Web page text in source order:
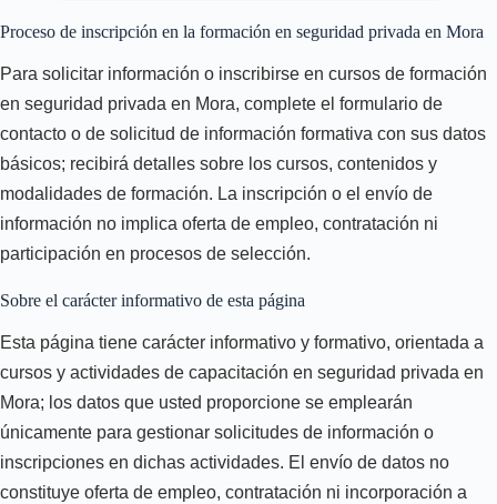
Proceso de inscripción en la formación en seguridad privada en Mora
Para solicitar información o inscribirse en cursos de formación
en seguridad privada en Mora, complete el formulario de
contacto o de solicitud de información formativa con sus datos
básicos; recibirá detalles sobre los cursos, contenidos y
modalidades de formación. La inscripción o el envío de
información no implica oferta de empleo, contratación ni
participación en procesos de selección.
Sobre el carácter informativo de esta página
Esta página tiene carácter informativo y formativo, orientada a
cursos y actividades de capacitación en seguridad privada en
Mora; los datos que usted proporcione se emplearán
únicamente para gestionar solicitudes de información o
inscripciones en dichas actividades. El envío de datos no
constituye oferta de empleo, contratación ni incorporación a